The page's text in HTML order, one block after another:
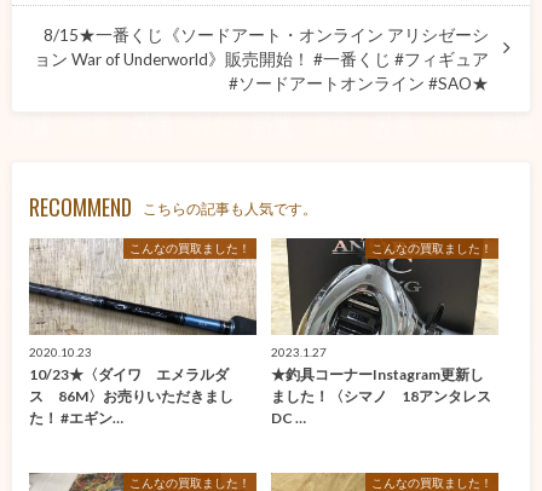
8/15★一番くじ《ソードアート・オンライン アリシゼーシ
ョン War of Underworld》販売開始！ #一番くじ #フィギュア
#ソードアートオンライン #SAO★
RECOMMEND こちらの記事も人気です。
こんなの買取ました！
2020.10.23
10/23★〈ダイワ エメラルダ
ス 86M〉お売りいただきまし
た！ #エギン…
こんなの買取ました！
2023.1.27
★釣具コーナーInstagram更新し
ました！〈シマノ 18アンタレス
DC …
こんなの買取ました！ こんなの買取ました！